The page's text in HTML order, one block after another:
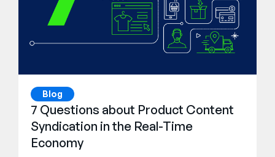
Blog
7 Questions about Product Content
Syndication in the Real-Time
Economy